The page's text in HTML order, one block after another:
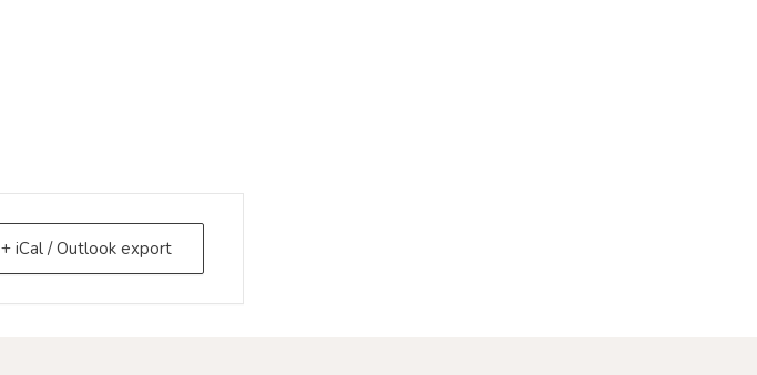
+ iCal / Outlook export